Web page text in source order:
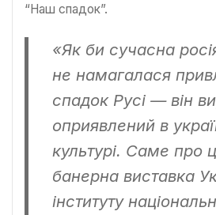
“Наш спадок”.
«Як би сучасна
не намагалася
спадок Русі — він
оприявлений в
культурі. Саме про
банерна виставка
інституту